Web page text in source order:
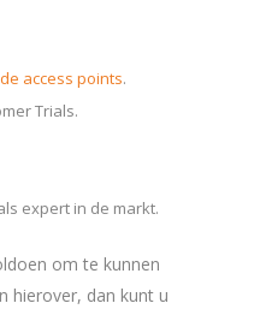
access points.
Trials.
expert in de markt.
om te kunnen
hierover, dan kunt u